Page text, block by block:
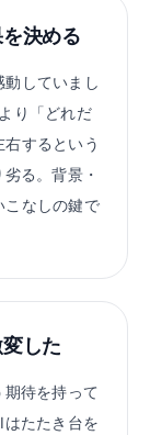
決める
していまし
り「どれだ
するという
る。背景・
こなしの鍵で
した
期待を持って
たたき台を